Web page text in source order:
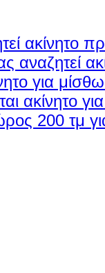
ακίνητο
για
ακίνητο
200 τμ